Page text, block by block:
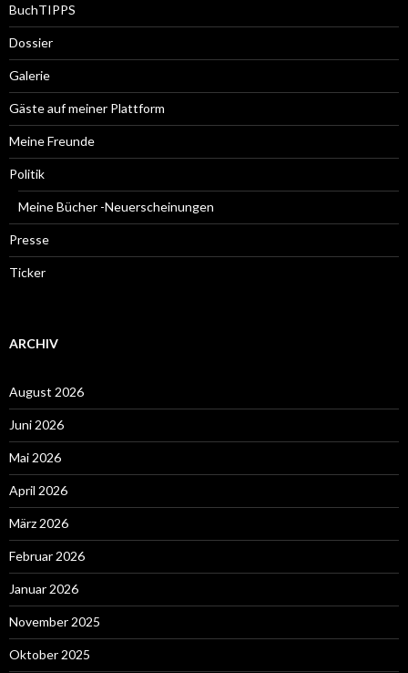
BuchTIPPS
Dossier
Galerie
Gäste auf meiner Plattform
Meine Freunde
Politik
Meine Bücher -Neuerscheinungen
Presse
Ticker
ARCHIV
August 2026
Juni 2026
Mai 2026
April 2026
März 2026
Februar 2026
Januar 2026
November 2025
Oktober 2025